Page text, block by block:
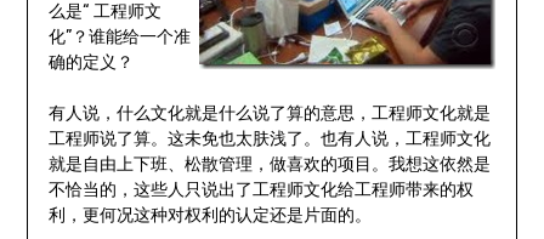
么是“ 工程师文
化”？谁能给一个准
确的定义？
有人说，什么文化就是什么说了算的意思，工程师文化就是
工程师说了算。这未免也太肤浅了。也有人说，工程师文化
就是自由上下班、松散管理，做喜欢的项目。我想这依然是
不恰当的，这些人只说出了工程师文化给工程师带来的权
利，更何况这种对权利的认定还是片面的。